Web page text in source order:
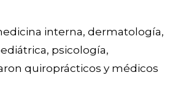
interna, dermatología,
psicología,
quiroprácticos y médicos